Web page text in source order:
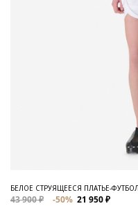
БЕЛОЕ СТРУЯЩЕЕСЯ ПЛАТЬЕ-
43 900 ₽ -50% 21 950 ₽